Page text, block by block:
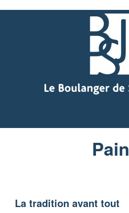
Pain
La tradition avant tout